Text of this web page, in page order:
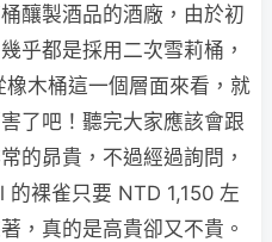
釀製酒品的酒廠，由於初
乎都是採用二次雪莉桶，
木桶這一個層面來看，就
了吧！聽完大家應該會跟
的昴貴，不過經過詢問，
裸雀只要 NTD 1,150 左
，真的是高貴卻又不貴。